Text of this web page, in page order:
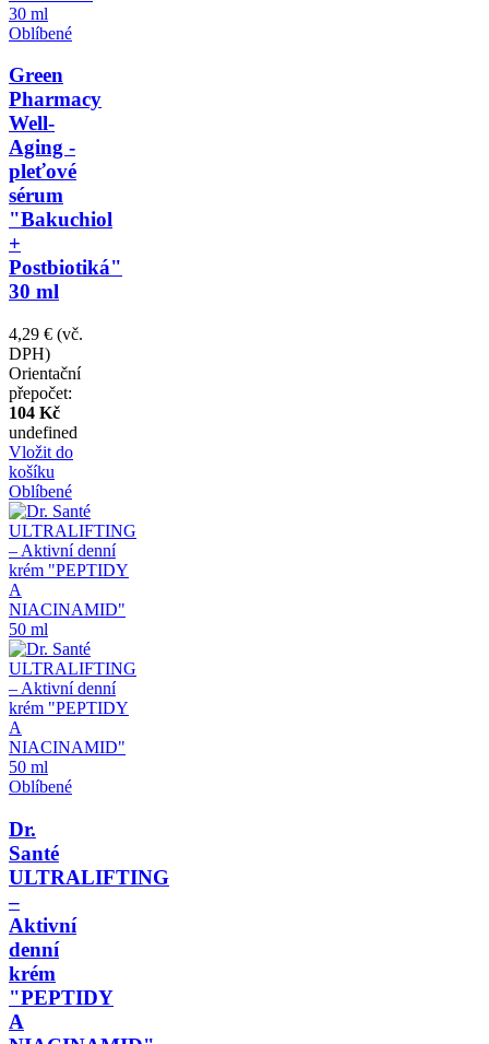
Oblíbené
Green
Pharmacy
Well-
Aging -
pleťové
sérum
"Bakuchiol
+
Postbiotiká"
30 ml
4,29 € (vč.
DPH)
Orientační
přepočet:
104 Kč
undefined
Vložit do
košíku
Oblíbené
Oblíbené
Dr.
Santé
ULTRALIFTING
–
Aktivní
denní
krém
"PEPTIDY
A